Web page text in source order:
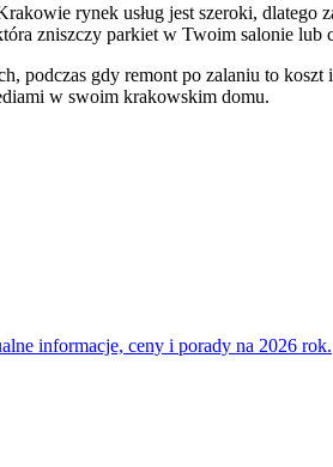
rynek usług jest szeroki, dlatego
zniszczy parkiet w Twoim salonie lub
podczas gdy remont po zalaniu to
w swoim krakowskim domu.
informacje, ceny i porady na 2026 rok.